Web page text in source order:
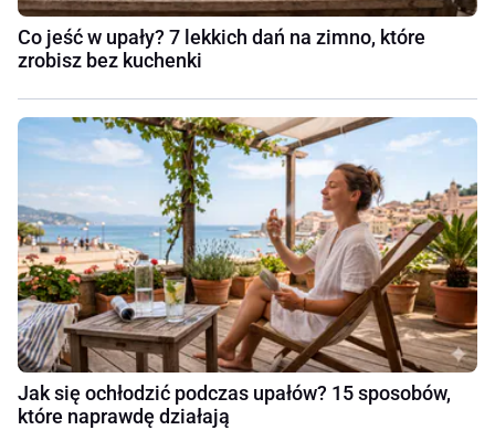
Co jeść w upały? 7 lekkich dań na zimno, które
zrobisz bez kuchenki
Jak się ochłodzić podczas upałów? 15 sposobów,
które naprawdę działają